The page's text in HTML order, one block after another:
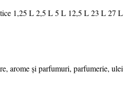
1,25 L 2,5 L 5 L 12,5 L 23 L 27
arome și parfumuri, parfumerie,